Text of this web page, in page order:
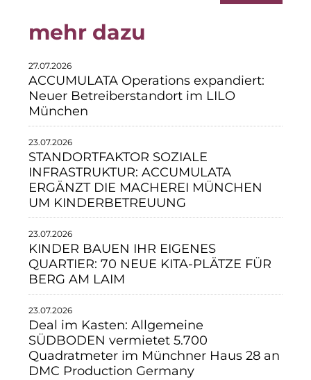
Staycity Group
Über uns
Über SCRIVO Public Relations
Kontakt
mehr dazu
27.07.2026
ACCUMULATA Operations expandiert:
Neuer Betreiberstandort im LILO
München
23.07.2026
STANDORTFAKTOR SOZIALE
INFRASTRUKTUR: ACCUMULATA
ERGÄNZT DIE MACHEREI MÜNCHEN
UM KINDERBETREUUNG
23.07.2026
KINDER BAUEN IHR EIGENES
QUARTIER: 70 NEUE KITA-PLÄTZE FÜR
BERG AM LAIM
23.07.2026
Deal im Kasten: Allgemeine
SÜDBODEN vermietet 5.700
Quadratmeter im Münchner Haus 28 an
DMC Production Germany